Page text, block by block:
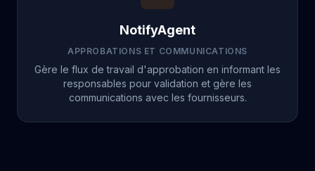
NotifyAgent
APPROBATIONS ET COMMUNICATIONS
Gère le flux de travail d'approbation en informant les
responsables pour validation et gère les
communications avec les fournisseurs.